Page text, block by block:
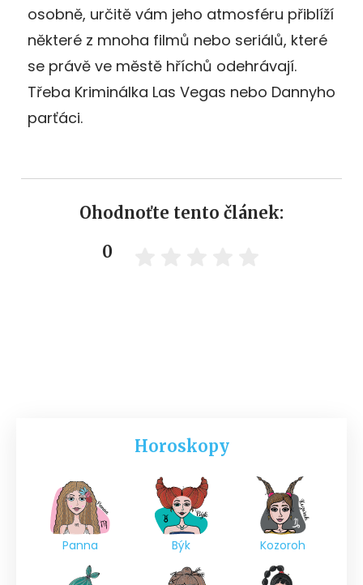
osobně, určitě vám jeho atmosféru přiblíží
některé z mnoha filmů nebo seriálů, které
se právě ve městě hříchů odehrávají.
Třeba Kriminálka Las Vegas nebo Dannyho
parťáci.
Ohodnoťte tento článek:
0
Horoskopy
Panna Býk Kozoroh